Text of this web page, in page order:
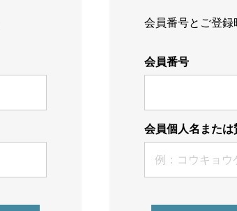
会員番号とご登録
会員番号
会員個人名または